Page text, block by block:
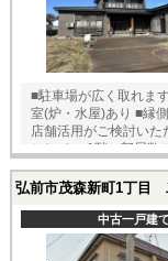
■駐車場が広く取れま
室(炉・水屋)あり ■縁
店舗活用がご検討いた
として ・1階の部屋数
中古一戸建て